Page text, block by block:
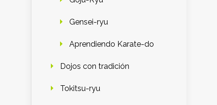
Gensei-ryu
Aprendiendo Karate-do
Dojos con tradición
Tokitsu-ryu